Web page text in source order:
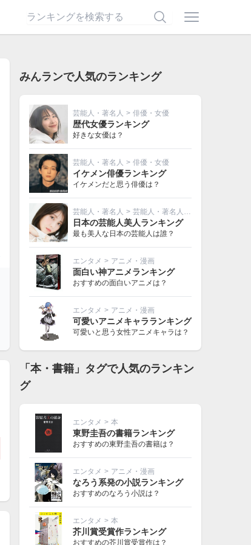
みんランで人気のランキング
芸能人・著名人 > 俳優・女優
歴代女優ランキング
好きな女優は？
芸能人・著名人 > 俳優・女優
イケメン俳優ランキング
イケメンだと思う俳優は？
芸能人・著名人 > 芸能人・著名人その他
日本の芸能人美人ランキング
最も美人な日本の芸能人は誰？
エンタメ > アニメ・漫画
面白い神アニメランキング
おすすめの面白いアニメは？
エンタメ > アニメ・漫画
可愛いアニメキャラランキング
可愛いと思う女性アニメキャラは？
「本・書籍」タグで人気のランキン
グ
エンタメ > 本
東野圭吾の書籍ランキング
おすすめの東野圭吾の書籍は？
エンタメ > アニメ・漫画
なろう系発の小説ランキング
おすすめのなろう小説は？
エンタメ > 本
芥川賞受賞作ランキング
おすすめの芥川賞受賞作は？